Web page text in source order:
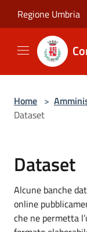
Regione Umbria
Home >
Dataset
Dataset
Alcune banche
online
che ne permetta